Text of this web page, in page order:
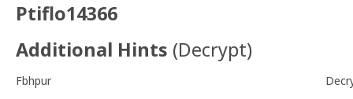
Ptiflo14366
Additional Hints (Decrypt)
Fbhpur